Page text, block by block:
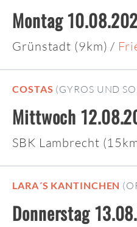
Montag
Grünstadt (9km)/
COSTAS (GYROS UND
Mittwoch
SBK Lambrecht
LARA´S KANTINCHEN
Donnerstag